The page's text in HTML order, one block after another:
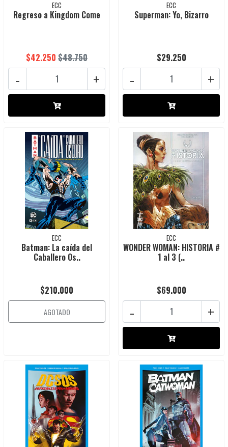
ECC
Regreso a Kingdom Come
$42.250 $48.750
+
-
ECC
Superman: Yo, Bizarro
$29.250
+
-
ECC
Batman: La caída del
Caballero Os..
$210.000
AGOTADO
ECC
WONDER WOMAN: HISTORIA #
1 al 3 (..
$69.000
+
-